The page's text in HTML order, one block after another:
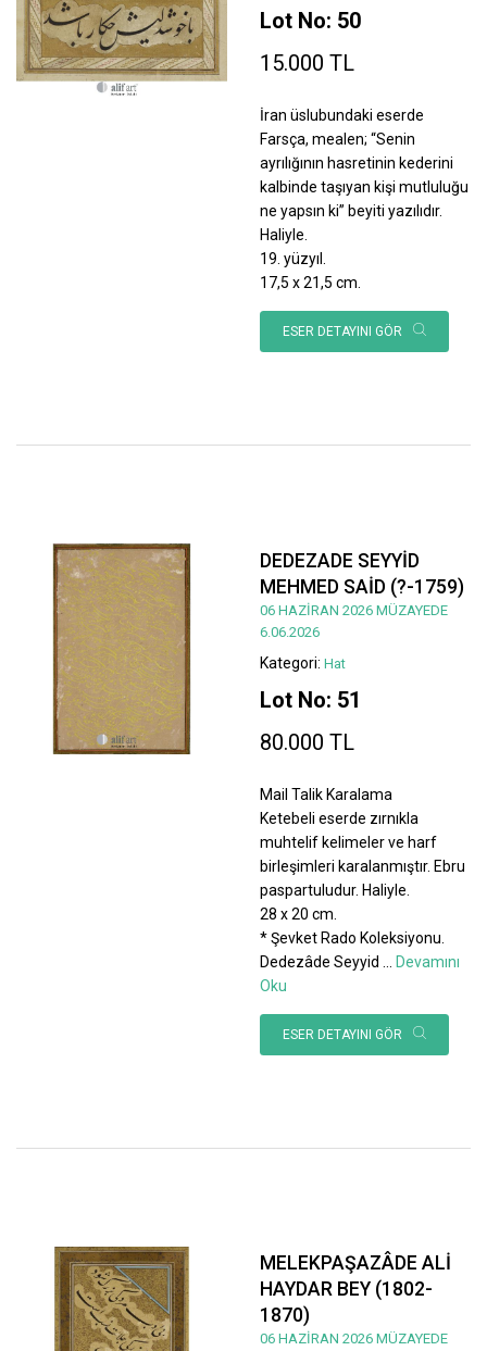
Lot No: 50
15.000 TL
İran üslubundaki eserde
Farsça, mealen; “Senin
ayrılığının hasretinin kederini
kalbinde taşıyan kişi mutluluğu
ne yapsın ki” beyiti yazılıdır.
Haliyle.
19. yüzyıl.
17,5 x 21,5 cm.
ESER DETAYINI GÖR
DEDEZADE SEYYİD
MEHMED SAİD (?-1759)
06 HAZİRAN 2026 MÜZAYEDE
6.06.2026
Kategori: Hat
Lot No: 51
80.000 TL
Mail Talik Karalama
Ketebeli eserde zırnıkla
muhtelif kelimeler ve harf
birleşimleri karalanmıştır. Ebru
paspartuludur. Haliyle.
28 x 20 cm.
* Şevket Rado Koleksiyonu.
Dedezâde Seyyid
Devamını
Oku
ESER DETAYINI GÖR
MELEKPAŞAZÂDE ALİ
HAYDAR BEY (1802-
1870)
06 HAZİRAN 2026 MÜZAYEDE